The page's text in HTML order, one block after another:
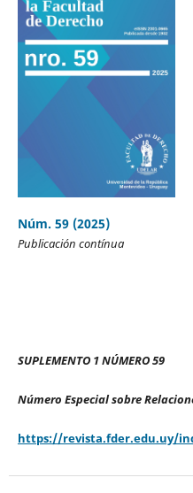
Núm. 59 (2025)
Publicación contínua
SUPLEMENTO 1 NÚMERO 59
Número Especial sobre
https://revista.fder.edu.uy/